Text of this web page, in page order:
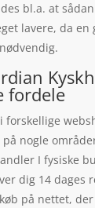
bl.a. at
lavere, da en
fordele
forskellige
nogle
I fysiske
dig 14 dages
på nettet,